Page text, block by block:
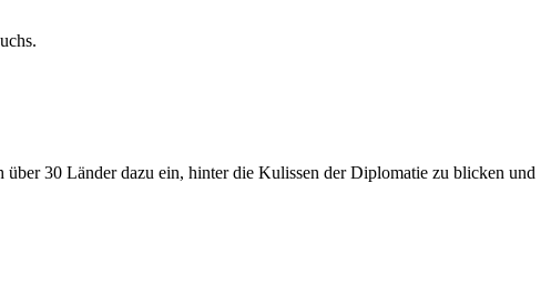
30 Länder dazu ein, hinter die Kulissen der Diplomatie zu blicken und